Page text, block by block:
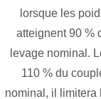
lorsque les
atteignent 90 %
levage nominal.
110 % du
nominal, il limitera